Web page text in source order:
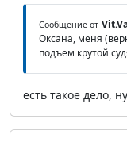
Сообщение от
Оксана, меня
подъем крутой
есть такое дело,